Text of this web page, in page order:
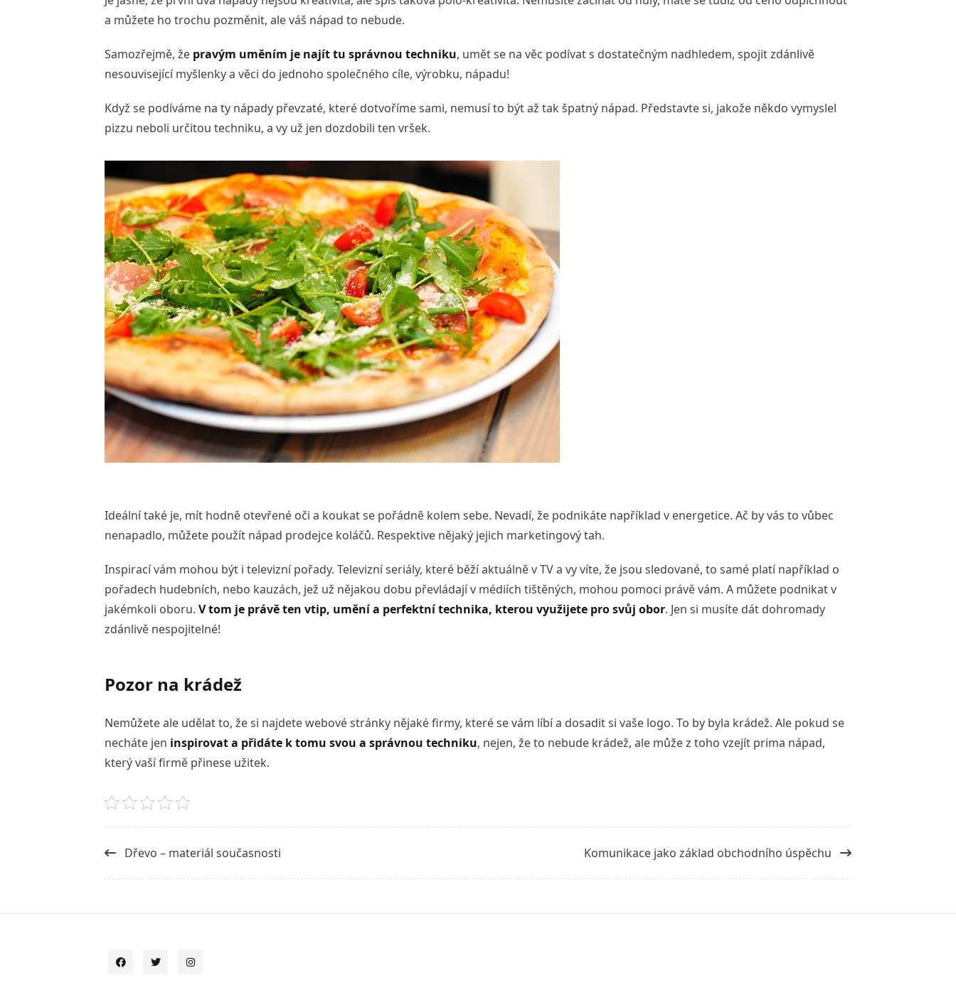
a můžete ho trochu pozměnit, ale váš nápad to nebude.
Samozřejmě, že pravým uměním je najít tu správnou techniku, umět se na věc podívat s dostatečným nadhledem, spojit zdánlivě
nesouvisející myšlenky a věci do jednoho společného cíle, výrobku, nápadu!
Když se podíváme na ty nápady převzaté, které dotvoříme sami, nemusí to být až tak špatný nápad. Představte si, jakože někdo vymyslel
pizzu neboli určitou techniku, a vy už jen dozdobili ten vršek.
Ideální také je, mít hodně otevřené oči a koukat se pořádně kolem sebe. Nevadí, že podnikáte například v energetice. Ač by vás to vůbec
nenapadlo, můžete použít nápad prodejce koláčů. Respektive nějaký jejich marketingový tah.
Inspirací vám mohou být i televizní pořady. Televizní seriály, které běží aktuálně v TV a vy víte, že jsou sledované, to samé platí například o
pořadech hudebních, nebo kauzách, jež už nějakou dobu převládají v médiích tištěných, mohou pomoci právě vám. A můžete podnikat v
jakémkoli oboru. V tom je právě ten vtip, umění a perfektní technika, kterou využijete pro svůj obor. Jen si musíte dát dohromady
zdánlivě nespojitelné!
Pozor na krádež
Nemůžete ale udělat to, že si najdete webové stránky nějaké firmy, které se vám líbí a dosadit si vaše logo. To by byla krádež. Ale pokud se
necháte jen inspirovat a přidáte k tomu svou a správnou techniku, nejen, že to nebude krádež, ale může z toho vzejít prima nápad,
který vaší firmě přinese užitek.
<spanDřevo – materiál současnosti Komunikace jako základ obchodního úspěchu